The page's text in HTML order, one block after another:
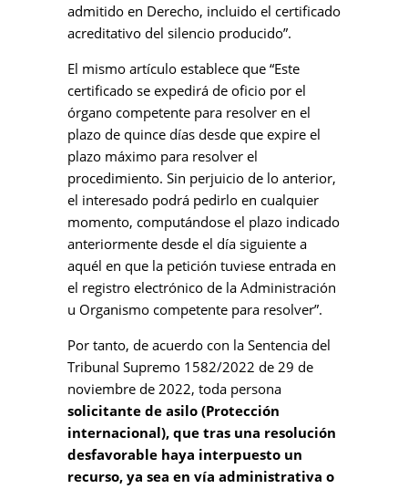
admitido en Derecho, incluido el certificado
acreditativo del silencio producido”.
El mismo artículo establece que “Este
certificado se expedirá de oficio por el
órgano competente para resolver en el
plazo de quince días desde que expire el
plazo máximo para resolver el
procedimiento. Sin perjuicio de lo anterior,
el interesado podrá pedirlo en cualquier
momento, computándose el plazo indicado
anteriormente desde el día siguiente a
aquél en que la petición tuviese entrada en
el registro electrónico de la Administración
u Organismo competente para resolver”.
Por tanto, de acuerdo con la Sentencia del
Tribunal Supremo 1582/2022 de 29 de
noviembre de 2022, toda persona
solicitante de asilo (Protección
internacional), que tras una resolución
desfavorable haya interpuesto un
recurso, ya sea en vía administrativa o